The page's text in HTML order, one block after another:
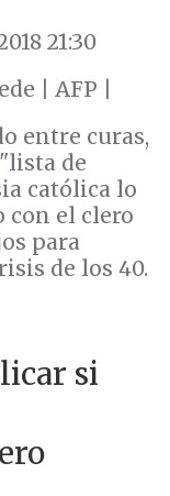
21:30
| AFP |
entre curas,
de
católica lo
con el clero
para
de los 40.
si